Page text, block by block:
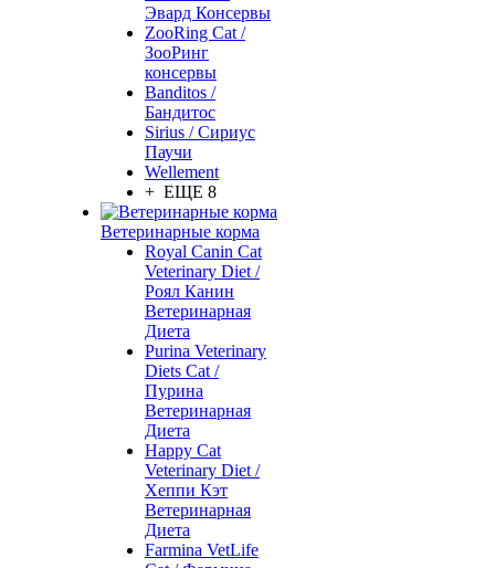
Эвард Консервы
ZooRing Cat /
ЗооРинг
консервы
Banditos /
Бандитос
Sirius / Сириус
Паучи
Wellement
+ ЕЩЕ 8
Ветеринарные корма
Royal Canin Cat
Veterinary Diet /
Роял Канин
Ветеринарная
Диета
Purina Veterinary
Diets Cat /
Пурина
Ветеринарная
Диета
Happy Cat
Veterinary Diet /
Хеппи Кэт
Ветеринарная
Диета
Farmina VetLife